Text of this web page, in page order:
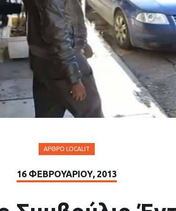
ΆΡΘΡΟ LOCALIT
16 ΦΕΒΡΟΥΑΡΊΟΥ, 2013